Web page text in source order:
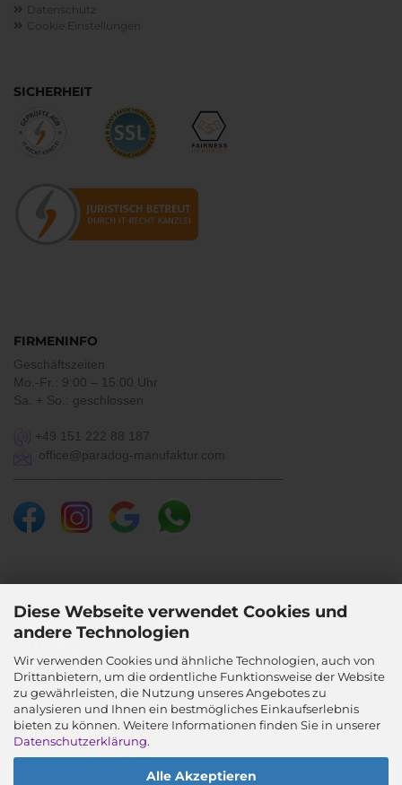
Diese Webseite verwendet Cookies und
andere Technologien
Wir verwenden Cookies und ähnliche Technologien, auch von
Drittanbietern, um die ordentliche Funktionsweise der Website
zu gewährleisten, die Nutzung unseres Angebotes zu
analysieren und Ihnen ein bestmögliches Einkaufserlebnis
bieten zu können. Weitere Informationen finden Sie in unserer
Datenschutzerklärung.
Alle Akzeptieren
Datenschutz
Cookie Einstellungen
SICHERHEIT
FIRMENINFO
Geschäftszeiten
Mo.-Fr.: 9:00 – 15:00 Uhr
Sa. + So.: geschlossen
+49 151 222 88 187
office@paradog-manufaktur.com
SICHER BEZAHLEN
SICHER VERSENDEN